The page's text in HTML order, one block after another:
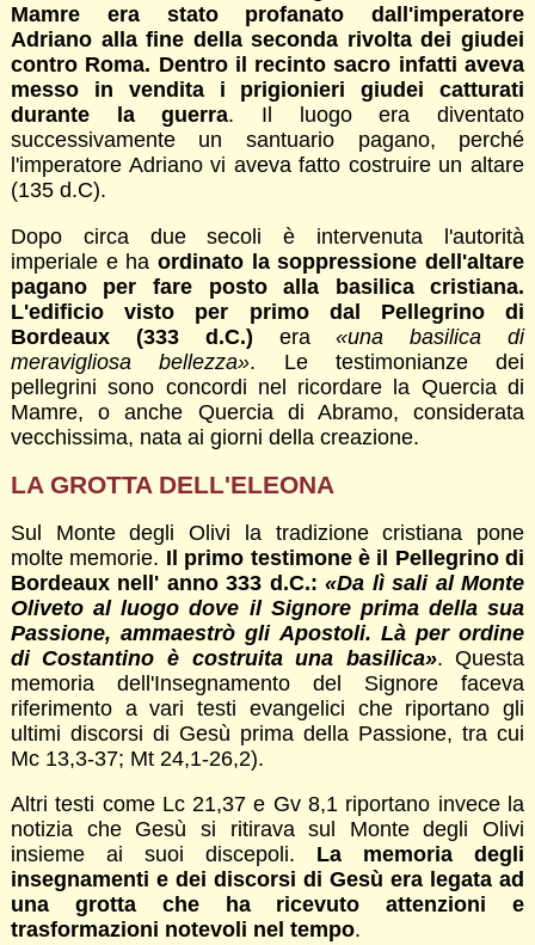
Mamre era stato profanato dall'imperatore
Adriano alla fine della seconda rivolta dei giudei
contro Roma. Dentro il recinto sacro infatti aveva
messo in vendita i prigionieri giudei catturati
durante la guerra. Il luogo era diventato
successivamente un santuario pagano, perché
l'imperatore Adriano vi aveva fatto costruire un altare
(135 d.C).
Dopo circa due secoli è intervenuta l'autorità
imperiale e ha ordinato la soppressione dell'altare
pagano per fare posto alla basilica cristiana.
L'edificio visto per primo dal Pellegrino di
Bordeaux (333 d.C.) era«una basilica di
meravigliosa bellezza». Le testimonianze dei
pellegrini sono concordi nel ricordare la Quercia di
Mamre, o anche Quercia di Abramo, considerata
vecchissima, nata ai giorni della creazione.
LA GROTTA DELL'ELEONA
Sul Monte degli Olivi la tradizione cristiana pone
molte memorie. Il primo testimone è il Pellegrino di
Bordeaux nell' anno 333 d.C.: «Da lì sali al Monte
Oliveto al luogo dove il Signore prima della sua
Passione, ammaestrò gli Apostoli. Là per ordine
di Costantino è costruita una basilica». Questa
memoria dell'Insegnamento del Signore faceva
riferimento a vari testi evangelici che riportano gli
ultimi discorsi di Gesù prima della Passione, tra cui
Mc 13,3-37; Mt 24,1-26,2).
Altri testi come Lc 21,37 e Gv 8,1 riportano invece la
notizia che Gesù si ritirava sul Monte degli Olivi
insieme ai suoi discepoli. La memoria degli
insegnamenti e dei discorsi di Gesù era legata ad
una grotta che ha ricevuto attenzioni e
trasformazioni notevoli nel tempo.